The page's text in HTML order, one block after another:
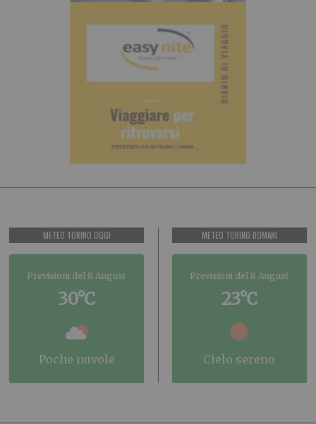
METEO TORINO OGGI
Previsioni del 8 August
30°C
poche nuvole
METEO TORINO DOMANI
Previsioni del 8 August
23°C
cielo sereno